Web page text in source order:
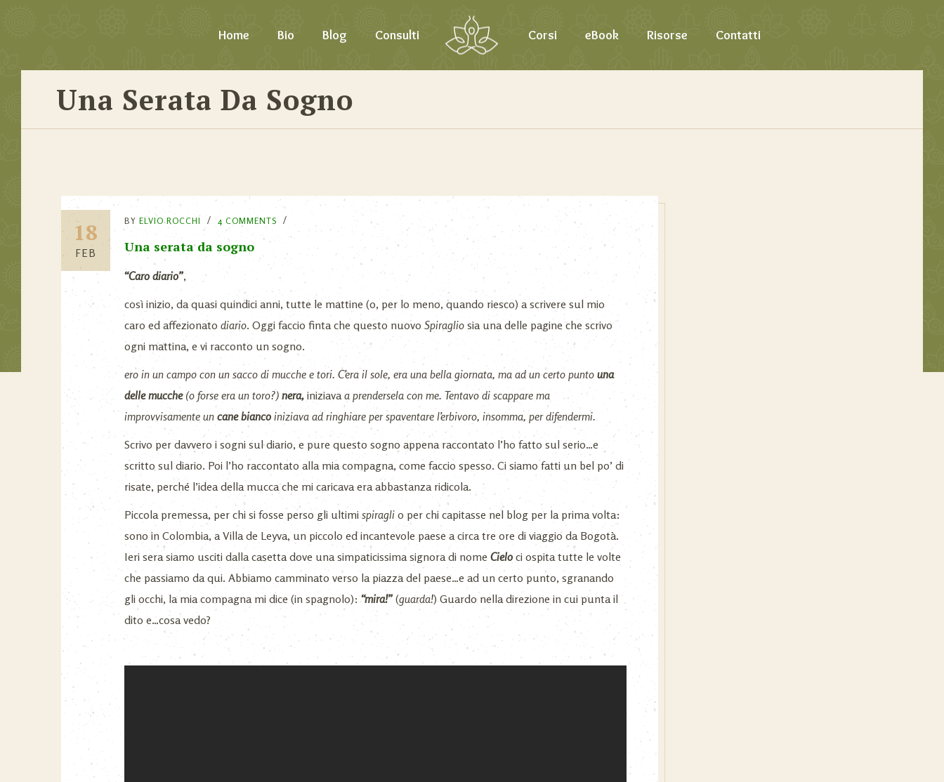
Home Bio Blog Consulti Corsi eBook Risorse Contatti
Una Serata Da Sogno
18
FEB
BY ELVIO ROCCHI 4 COMMENTS
Una serata da sogno
“Caro diario”,
così inizio, da quasi quindici anni, tutte le mattine (o, per lo meno, quando riesco) a scrivere sul mio
caro ed affezionato diario. Oggi faccio finta che questo nuovo Spiraglio sia una delle pagine che scrivo
ogni mattina, e vi racconto un sogno.
ero in un campo con un sacco di mucche e tori. C’era il sole, era una bella giornata, ma ad un certo punto una
delle mucche(o forse era un toro?) nera, iniziavaa prendersela con me. Tentavo di scappare ma
improvvisamente un cane bianco iniziava ad ringhiare per spaventare l’erbivoro, insomma, per difendermi.
Scrivo per davvero i sogni sul diario, e pure questo sogno appena raccontato l’ho fatto sul serio…e
scritto sul diario. Poi l’ho raccontato alla mia compagna, come faccio spesso. Ci siamo fatti un bel po’ di
risate, perché l’idea della mucca che mi caricava era abbastanza ridicola.
Piccola premessa, per chi si fosse perso gli ultimispiragli o per chi capitasse nel blog per la prima volta:
sono in Colombia, a Villa de Leyva, un piccolo ed incantevole paese a circa tre ore di viaggio da Bogotà.
Ieri sera siamo usciti dalla casetta dove una simpaticissima signora di nome Cielo ci ospita tutte le volte
che passiamo da qui. Abbiamo camminato verso la piazza del paese…e ad un certo punto, sgranando
gli occhi, la mia compagna mi dice (in spagnolo):“mira!” (guarda!) Guardo nella direzione in cui punta il
dito e…cosa vedo?